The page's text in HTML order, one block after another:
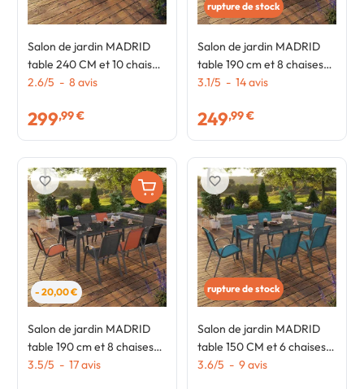
Salon de jardin MADRID
table 240 CM et 10 chaises
empilables blanc et beige
2.6/5 - 8 avis
299,99 €
rupture de stock
Salon de jardin MADRID
table 190 cm et 8 chaises
empilables vert olive et gris
3.1/5 - 14avis
249,99 €
- 20,00 €
Salon de jardin MADRID
table 190 cm et 8 chaises
empilables mix color gris,
3.5/5 - 17avis
favorite_border
rupture de stock
Salon de jardin MADRID
table 150 CM et 6 chaises
empilables bleu canard
3.6/5 - 9avis
favorite_border